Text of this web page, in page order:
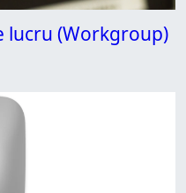
lucru (Workgroup)